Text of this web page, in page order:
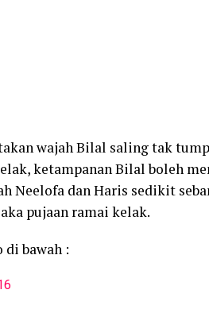
wajah Bilal saling tak
ketampanan Bilal boleh
Neelofa dan Haris sedikit
pujaan ramai kelak.
bawah :